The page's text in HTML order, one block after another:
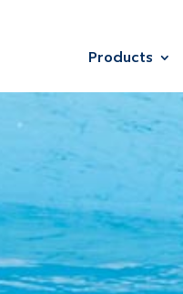
Products